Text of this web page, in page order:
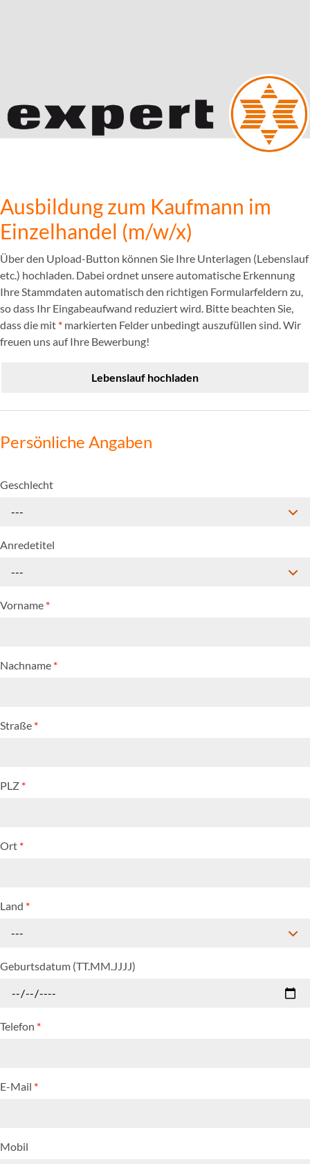
Ausbildung zum Kaufmann im
Einzelhandel (m/w/x)
Über den Upload-Button können Sie Ihre Unterlagen (Lebenslauf
etc.) hochladen. Dabei ordnet unsere automatische Erkennung
Ihre Stammdaten automatisch den richtigen Formularfeldern zu,
so dass Ihr Eingabeaufwand reduziert wird. Bitte beachten Sie,
dass die mit * markierten Felder unbedingt auszufüllen sind. Wir
freuen uns auf Ihre Bewerbung!
Lebenslauf hochladen
Persönliche Angaben
Geschlecht
---
Anredetitel
---
Vorname *
Nachname *
Straße *
PLZ *
Ort *
Land *
---
Geburtsdatum (TT.MM.JJJJ)
Telefon *
E-Mail *
Mobil